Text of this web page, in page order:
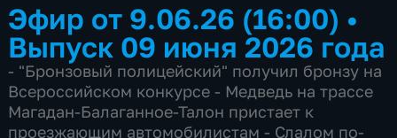
Эфир от 9.06.26 (16:00) •
Выпуск 09 июня 2026 года
- "Бронзовый полицейский" получил бронзу на
Всероссийском конкурсе - Медведь на трассе
Магадан-Балаганное-Талон пристает к
проезжающим автомобилистам - Слалом по-